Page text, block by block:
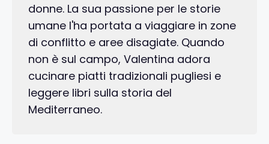
donne. La sua passione per le storie
umane l'ha portata a viaggiare in zone
di conflitto e aree disagiate. Quando
non è sul campo, Valentina adora
cucinare piatti tradizionali pugliesi e
leggere libri sulla storia del
Mediterraneo.